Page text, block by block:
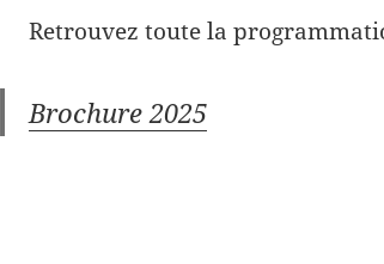
Retrouvez toute la
Brochure 2025